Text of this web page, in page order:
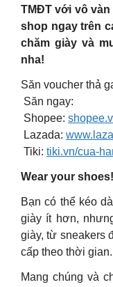
TMĐT với vô
shop ngay trên
chăm giày và
nha!
Săn voucher thả
Săn ngay:
Shopee:
Lazada:
Tiki: tiki.vn/cua-
Wear your shoes!
Bạn có thể kéo
giày ít hơn,
giày, từ sneakers
cấp theo thời gian.
Mang chúng và